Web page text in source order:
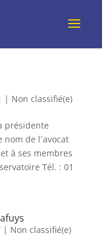
| Non classifié(e)
présidente
de l´avocat
à ses membres
Tél. : 01
| Non classifié(e)